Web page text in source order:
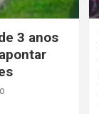
3 anos